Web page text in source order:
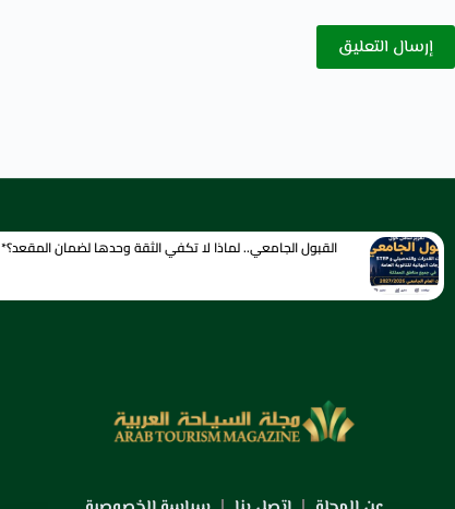
إرسال التعليق
القبول الجامعي.. لماذا لا تكفي الثقة وحدها لضمان المقعد؟*